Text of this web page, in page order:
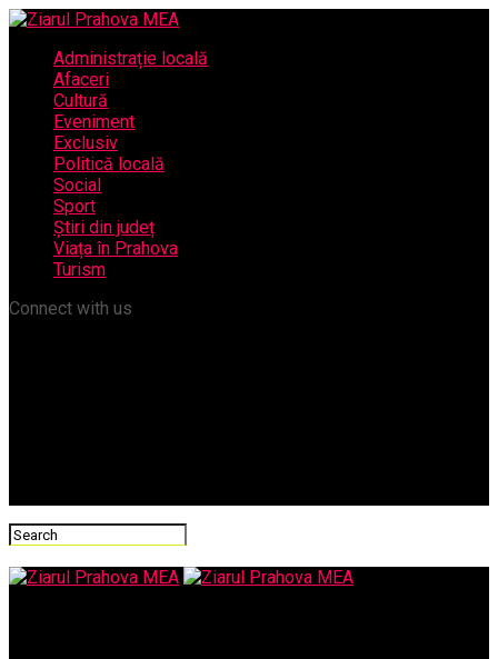
Administrație locală
Afaceri
Cultură
Eveniment
Exclusiv
Politică locală
Social
Sport
Știri din județ
Viața în Prahova
Turism
Connect with us